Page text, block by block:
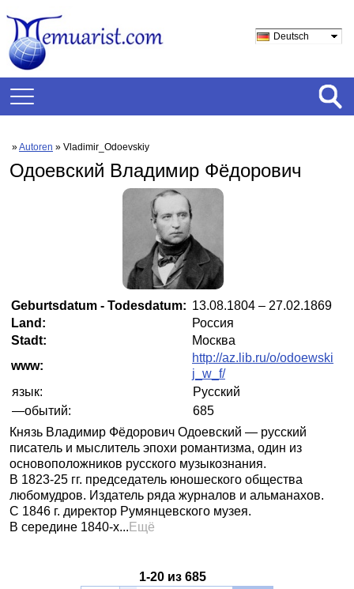
Deutsch
»Autoren » Vladimir_Odoevskiy
Одоевский Владимир Фёдорович
Geburtsdatum - Todesdatum: 13.08.1804 – 27.02.1869
Land:
Россия
Stadt:
Москва
www:
http://az.lib.ru/o/odoewski
j_w_f/
язык:
Русский
—обытий:
685
Князь Владимир Фёдорович Одоевский — русский
писатель и мыслитель эпохи романтизма, один из
основоположников русского музыкознания.
В 1823-25 гг. председатель юношеского общества
любомудров. Издатель ряда журналов и альманахов.
С 1846 г. директор Румянцевского музея.
В середине 1840-х... Ещё
1-20 из685